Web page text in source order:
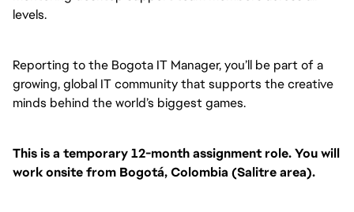
levels.
Reporting to the Bogota IT Manager, you’ll be part of a
growing, global IT community that supports the creative
minds behind the world’s biggest games.
This is a temporary 12-month assignment role. You will
work onsite from Bogotá, Colombia (Salitre area).